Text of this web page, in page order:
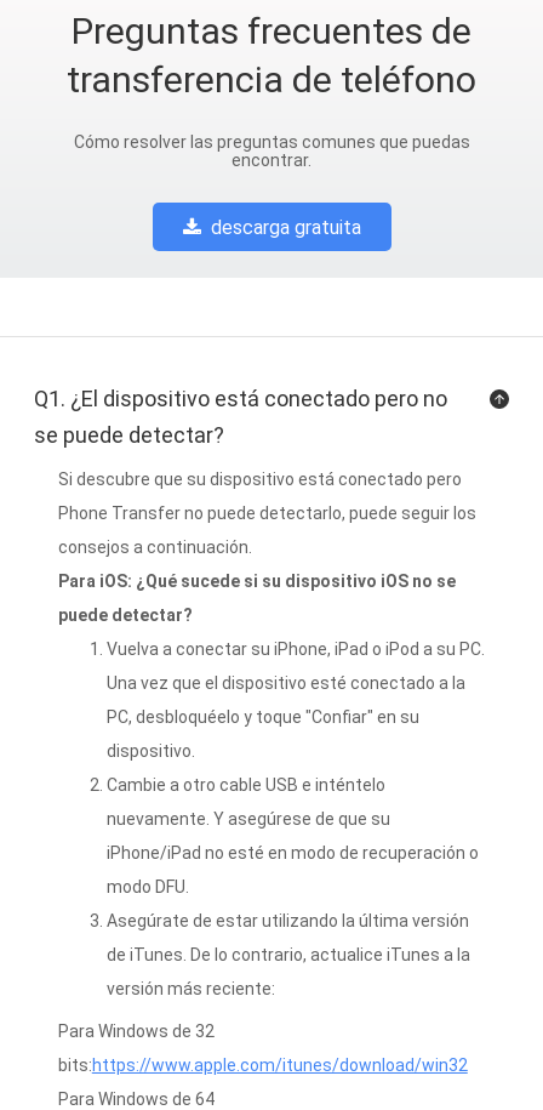
Preguntas frecuentes de
transferencia de teléfono
Cómo resolver las preguntas comunes que puedas
encontrar.
descarga gratuita
Q1. ¿El dispositivo está conectado pero no
se puede detectar?
Si descubre que su dispositivo está conectado pero
Phone Transfer no puede detectarlo, puede seguir los
consejos a continuación.
Para iOS: ¿Qué sucede si su dispositivo iOS no se
puede detectar?
Vuelva a conectar su iPhone, iPad o iPod a su PC.
Una vez que el dispositivo esté conectado a la
PC, desbloquéelo y toque "Confiar" en su
dispositivo.
Cambie a otro cable USB e inténtelo
nuevamente. Y asegúrese de que su
iPhone/iPad no esté en modo de recuperación o
modo DFU.
Asegúrate de estar utilizando la última versión
de iTunes. De lo contrario, actualice iTunes a la
versión más reciente:
Para Windows de 32
bits:https://www.apple.com/itunes/download/win32
Para Windows de 64